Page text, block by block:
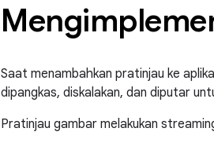
Saat menambahkan pratinjau ke
dipangkas, diskalakan, dan diputar
Pratinjau gambar melakukan